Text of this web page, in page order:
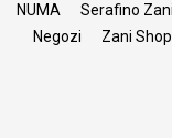
NUMA Serafino Zani
Negozi
Zani Shop